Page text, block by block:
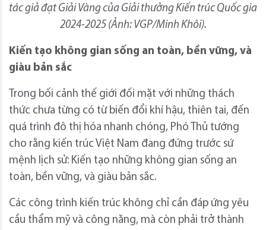
tác giả đạt Giải Vàng của Giải thưởng Kiến trúc Quốc gia
2024-2025 (Ảnh: VGP/Minh Khôi).
Kiến tạo không gian sống an toàn, bền vững, và
giàu bản sắc
Trong bối cảnh thế giới đối mặt với những thách
thức chưa từng có từ biến đổi khí hậu, thiên tai, đến
quá trình đô thị hóa nhanh chóng, Phó Thủ tướng
cho rằng kiến trúc Việt Nam đang đứng trước sứ
mệnh lịch sử: Kiến tạo những không gian sống an
toàn, bền vững, và giàu bản sắc.
Các công trình kiến trúc không chỉ cần đáp ứng yêu
cầu thẩm mỹ và công năng, mà còn phải trở thành